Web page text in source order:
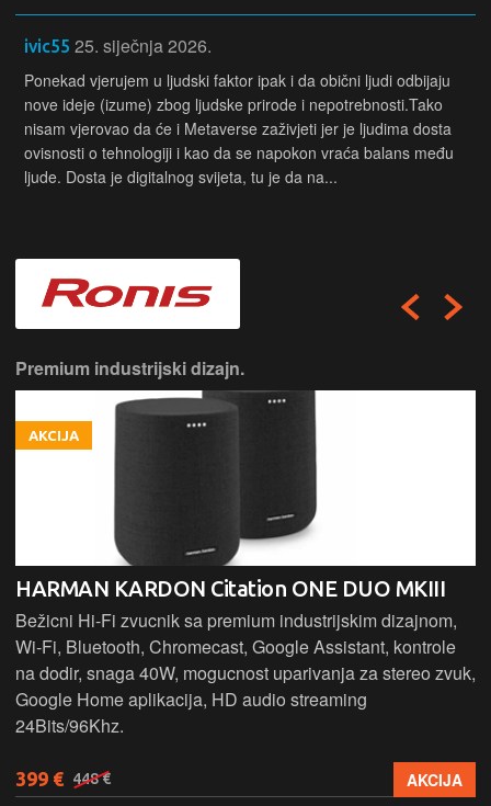
ivic55 25. siječnja 2026.
Ponekad vjerujem u ljudski faktor ipak i da obični ljudi odbijaju
nove ideje (izume) zbog ljudske prirode i nepotrebnosti.Tako
nisam vjerovao da će i Metaverse zaživjeti jer je ljudima dosta
ovisnosti o tehnologiji i kao da se napokon vraća balans među
ljude. Dosta je digitalnog svijeta, tu je da na...
Premium industrijski dizajn.
AKCIJA
HARMAN KARDON Citation ONE DUO MKIII
Bežicni Hi-Fi zvucnik sa premium industrijskim dizajnom,
Wi-Fi, Bluetooth, Chromecast, Google Assistant, kontrole
na dodir, snaga 40W, mogucnost uparivanja za stereo zvuk,
Google Home aplikacija, HD audio streaming
24Bits/96Khz.
399 € 448 € AKCIJA